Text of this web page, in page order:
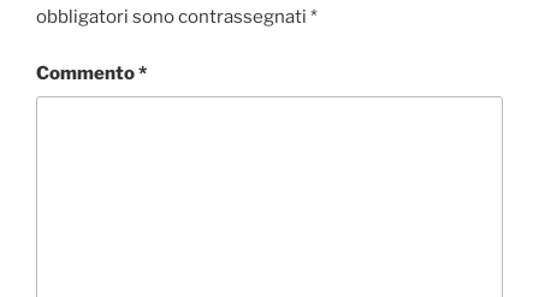
obbligatori sono contrassegnati *
Commento*